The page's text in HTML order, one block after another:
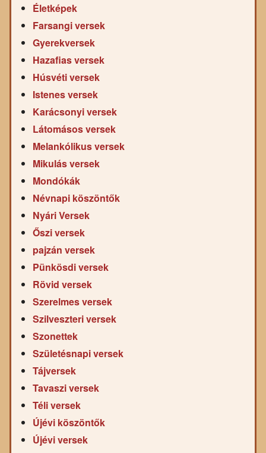
Életképek
Farsangi versek
Gyerekversek
Hazafias versek
Húsvéti versek
Istenes versek
Karácsonyi versek
Látomásos versek
Melankólikus versek
Mikulás versek
Mondókák
Névnapi köszöntők
Nyári Versek
Őszi versek
pajzán versek
Pünkösdi versek
Rövid versek
Szerelmes versek
Szilveszteri versek
Szonettek
Születésnapi versek
Tájversek
Tavaszi versek
Téli versek
Újévi köszöntők
Újévi versek